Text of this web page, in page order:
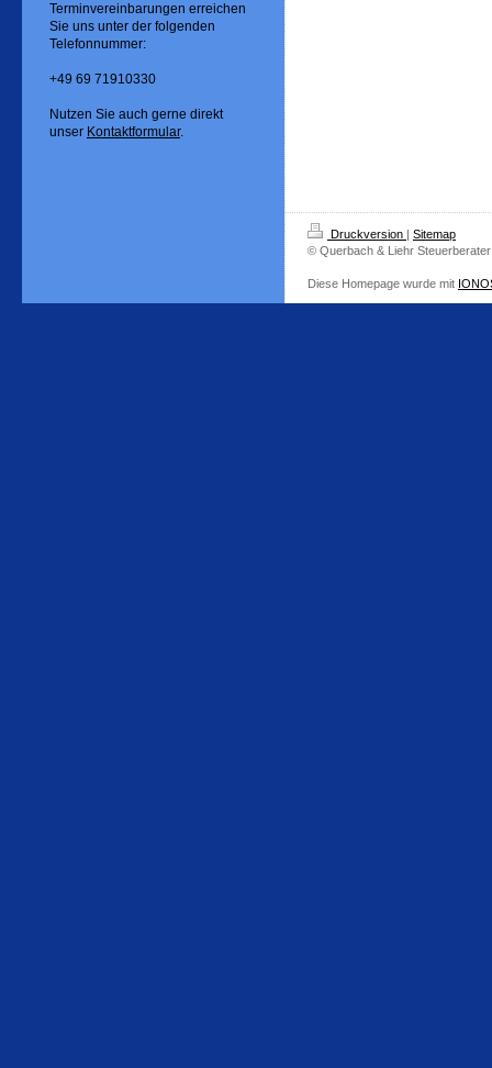
Terminvereinbarungen erreichen
Sie uns unter der folgenden
Telefonnummer:
+49 69 71910330
Nutzen Sie auch gerne direkt
unser Kontaktformular.
Druckversion | Sitemap
© Querbach & Liehr Steuerberater
Diese Homepage wurde mit